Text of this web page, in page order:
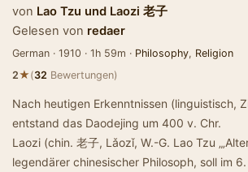
von Lao Tzu und Laozi 老子
Gelesen von redaer
German · 1910 · 1h 59m · Philosophy, Religion
2★(32 Bewertungen)
Nach heutigen Erkenntnissen (linguistisch,
entstand das Daodejing um 400 v. Chr.
Laozi (chin. 老子, Lǎozǐ, W.-G. Lao Tzu
legendärer chinesischer Philosoph, soll im